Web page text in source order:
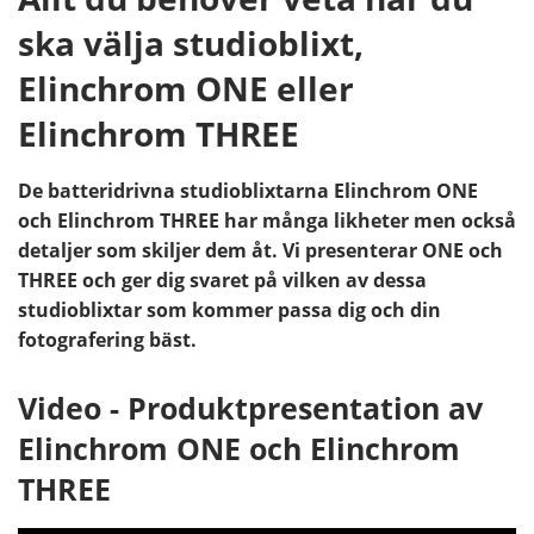
ska välja studioblixt,
Elinchrom ONE eller
Elinchrom THREE
De batteridrivna studioblixtarna Elinchrom ONE
och Elinchrom THREE har många likheter men också
detaljer som skiljer dem åt. Vi presenterar ONE och
THREE och ger dig svaret på vilken av dessa
studioblixtar som kommer passa dig och din
fotografering bäst.
Video - Produktpresentation av
Elinchrom ONE och Elinchrom
THREE